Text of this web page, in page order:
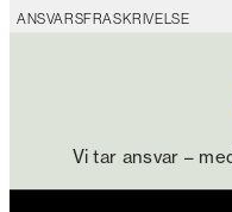
ANSVARSFRASKRIVELSE
Vi tar ansvar –